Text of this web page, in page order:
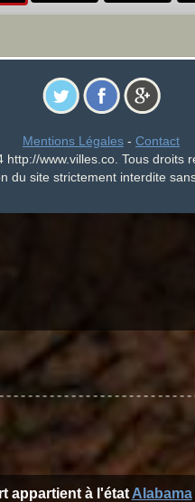
Mentions Légales - Contact
http://www.villes.co. Tous droits
du site strictement interdite
appartient à l'étatAlabama